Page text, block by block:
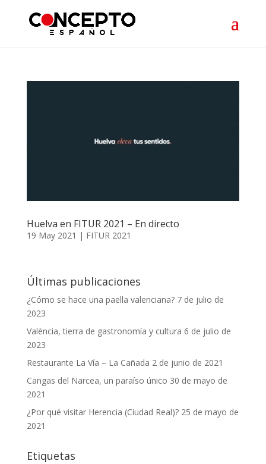
Huelva en FITUR 2021 – En directo
19 May 2021 | FITUR 2021
Últimas publicaciones
¿Cómo se hace una paella valenciana? 7 de julio de
2023
València, tierra de gastronomía y cultura 6 de julio de
2023
Restaurante La Vía – La Cañada 2 de junio de 2021
Cangas del Narcea, un paraíso único 30 de mayo de
2021
¿Por qué visitar Herencia (Ciudad Real)? 25 de mayo de
2021
Etiquetas